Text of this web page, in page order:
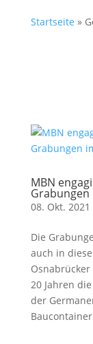
Startseite »
MBN
08. Okt. 2021
Die
auch in
20 Jahren
der